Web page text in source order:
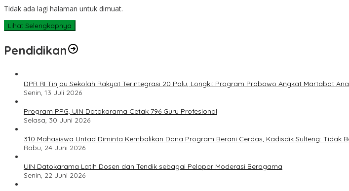
Tidak ada lagi halaman untuk dimuat.
Lihat Selengkapnya
Pendidikan
DPR RI Tinjau Sekolah Rakyat Terintegrasi 20 Palu, Longki: Program Prabowo Angkat Martabat
Senin, 13 Juli 2026
Program PPG, UIN Datokarama Cetak 796 Guru Profesional
Selasa, 30 Juni 2026
310 Mahasiswa Untad Diminta Kembalikan Dana Program Berani Cerdas, Kadisdik Sulteng: Tidak
Rabu, 24 Juni 2026
UIN Datokarama Latih Dosen dan Tendik sebagai Pelopor Moderasi Beragama
Senin, 22 Juni 2026